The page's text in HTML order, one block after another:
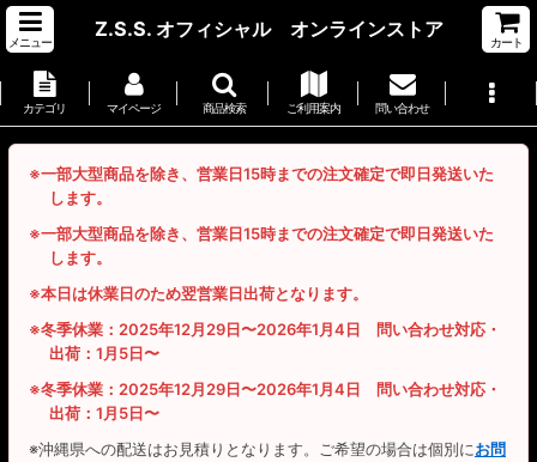
メニュー
Z.S.S. オフィシャル オンラインストア
カート
カテゴリ マイページ 商品検索 ご利用案内 問い合わせ
※一部大型商品を除き、営業日15時までの注文確定で即日発送いた
します。
※一部大型商品を除き、営業日15時までの注文確定で即日発送いた
します。
※本日は休業日のため翌営業日出荷となります。
※冬季休業：2025年12月29日〜2026年1月4日 問い合わせ対応・
出荷：1月5日〜
※冬季休業：2025年12月29日〜2026年1月4日 問い合わせ対応・
出荷：1月5日〜
※沖縄県への配送はお見積りとなります。ご希望の場合は個別にお問